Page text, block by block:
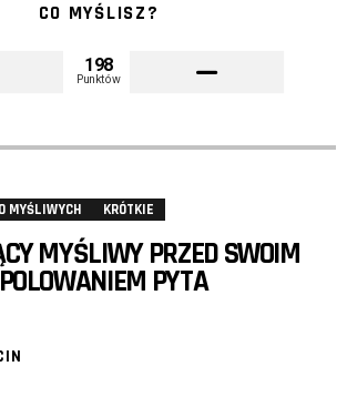
CO MYŚLISZ?
198
Punktów
MYŚLIWYCH KRÓTKIE
MYŚLIWY PRZED SWOIM
PYTA